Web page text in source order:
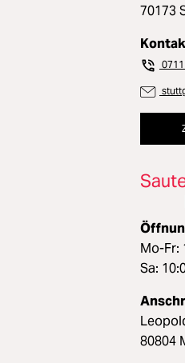
70173
Mo-Fr:
Sa:
80804